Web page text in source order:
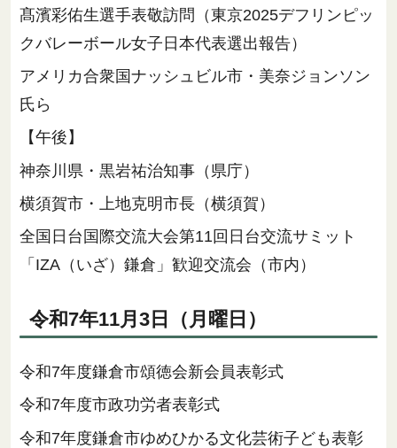
髙濱彩佑生選手表敬訪問（東京2025デフリンピッ
クバレーボール女子日本代表選出報告）
アメリカ合衆国ナッシュビル市・美奈ジョンソン
氏ら
【午後】
神奈川県・黒岩祐治知事（県庁）
横須賀市・上地克明市長（横須賀）
全国日台国際交流大会第11回日台交流サミット
「IZA（いざ）鎌倉」歓迎交流会（市内）
令和7年11月3日（月曜日）
令和7年度鎌倉市頌徳会新会員表彰式
令和7年度市政功労者表彰式
令和7年度鎌倉市ゆめひかる文化芸術子ども表彰